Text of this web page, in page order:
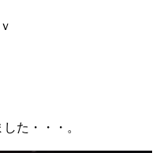
た・・・。